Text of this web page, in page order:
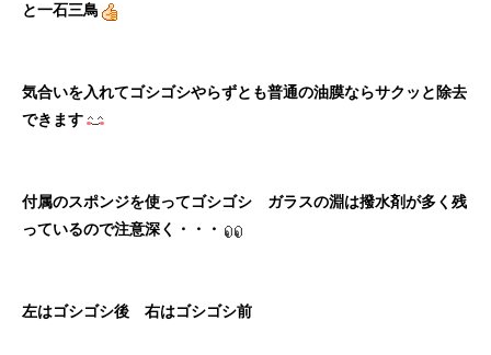
と一石三鳥
気合いを入れてゴシゴシやらずとも普通の油膜ならサクッと除去
できます
付属のスポンジを使ってゴシゴシ ガラスの淵は撥水剤が多く残
っているので注意深く・・・
左はゴシゴシ後 右はゴシゴシ前